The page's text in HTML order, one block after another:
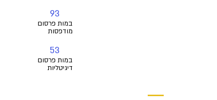
במות פרסום
מודפסות
93
במות פרסום
דיגיטליות
53